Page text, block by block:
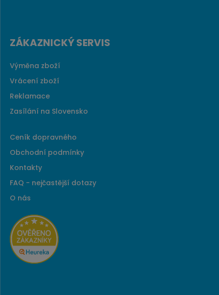
ZÁKAZNICKÝ SERVIS
Výměna zboží
Vrácení zboží
Reklamace
Zasílání na Slovensko
Ceník dopravného
Obchodní podmínky
Kontakty
FAQ - nejčastější dotazy
O nás